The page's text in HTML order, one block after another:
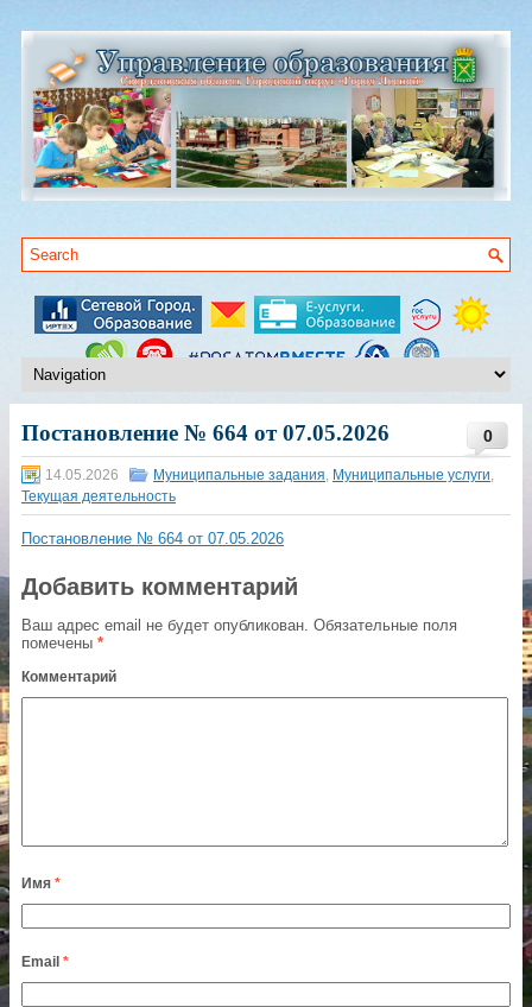
0
Постановление № 664 от 07.05.2026
14.05.2026 Муниципальные задания, Муниципальные услуги,
Текущая деятельность
Постановление № 664 от 07.05.2026
Добавить комментарий
Ваш адрес email не будет опубликован. Обязательные поля
помечены *
Комментарий
Имя *
Email *